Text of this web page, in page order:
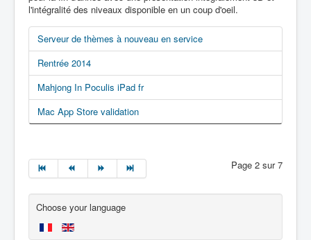
l'intégralité des niveaux disponible en un coup d'oeil.
Serveur de thèmes à nouveau en service
Rentrée 2014
Mahjong In Poculis iPad fr
Mac App Store validation
Page 2 sur 7
Choose your language